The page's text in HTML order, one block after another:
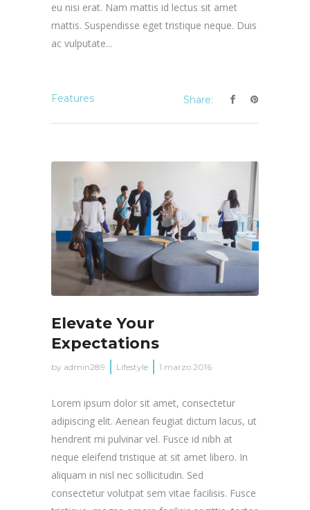
eu nisi erat. Nam mattis id lectus sit amet
mattis. Suspendisse eget tristique neque. Duis
ac vulputate...
Features Share:
Elevate Your
Expectations
by admin289 Lifestyle 1 marzo 2016
Lorem ipsum dolor sit amet, consectetur
adipiscing elit. Aenean feugiat dictum lacus, ut
hendrerit mi pulvinar vel. Fusce id nibh at
neque eleifend tristique at sit amet libero. In
aliquam in nisl nec sollicitudin. Sed
consectetur volutpat sem vitae facilisis. Fusce